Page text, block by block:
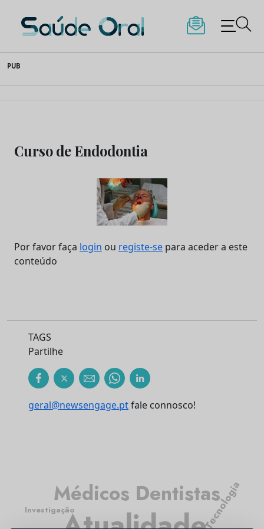
to
content
Saúde Oral
PUB
Curso de Endodontia
Por favor faça login ou registe-se para aceder a este
conteúdo
TAGS
Partilhe
geral@newsengage.ptfale connosco!
Médicos DentistasTecnologia
Investigação